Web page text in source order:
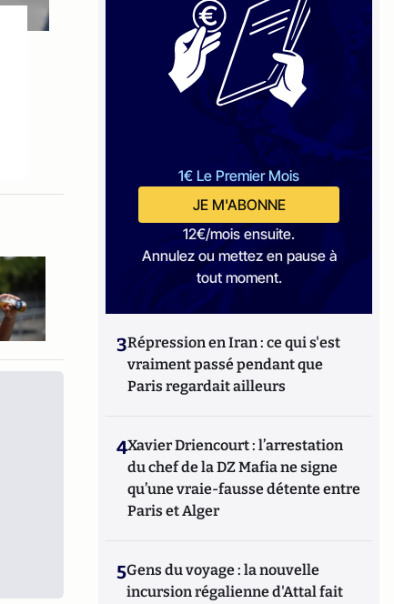
1€ Le Premier Mois
JE M'ABONNE
12€/mois ensuite.
Annulez ou mettez en pause à
tout moment.
3Répression en Iran : ce qui s'est
vraiment passé pendant que
Paris regardait ailleurs
4Xavier Driencourt : l’arrestation
du chef de la DZ Mafia ne signe
qu’une vraie-fausse détente entre
Paris et Alger
5Gens du voyage : la nouvelle
incursion régalienne d'Attal fait